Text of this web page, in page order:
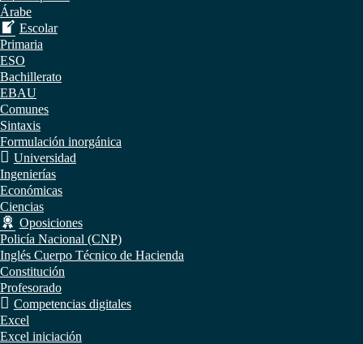
Árabe
Escolar
Primaria
ESO
Bachillerato
EBAU
Comunes
Sintaxis
Formulación inorgánica
Universidad
Ingenierías
Económicas
Ciencias
Oposiciones
Policía Nacional (CNP)
Inglés Cuerpo Técnico de Hacienda
Constitución
Profesorado
Competencias digitales
Excel
Excel iniciación